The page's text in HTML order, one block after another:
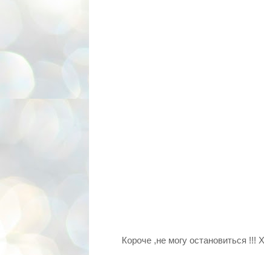
Короче ,не могу остановиться